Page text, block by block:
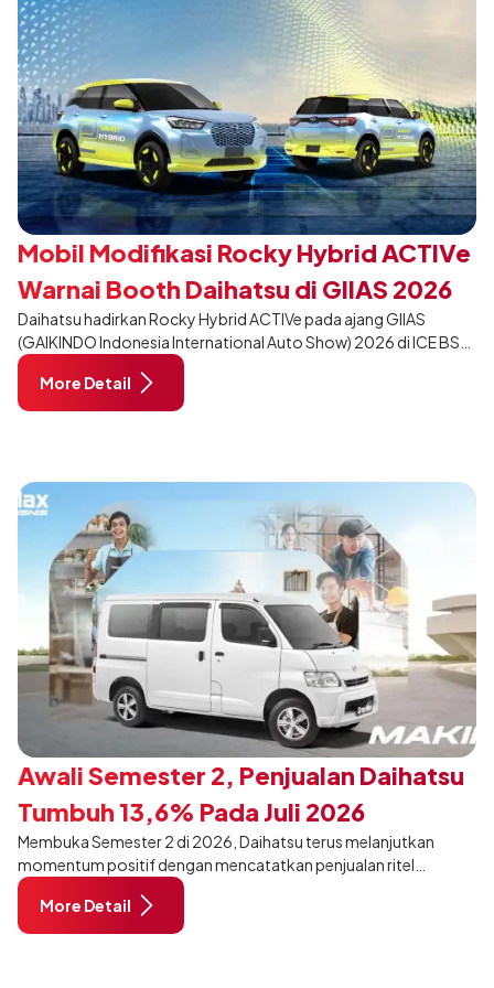
Mobil Modifikasi Rocky Hybrid ACTIVe
Warnai Booth Daihatsu di GIIAS 2026
Daihatsu hadirkan Rocky Hybrid ACTIVe pada ajang GIIAS
(GAIKINDO Indonesia International Auto Show) 2026 di ICE BSD
City, Tangerang. Terdapat 2 unit Rocky Hybrid yang
dimodifikasi untuk menghadirkan sarana inspirasi bagi
pengunjung mendukung gaya hidup yang aktif.
More Detail
Awali Semester 2, Penjualan Daihatsu
Tumbuh 13,6% Pada Juli 2026
Membuka Semester 2 di 2026, Daihatsu terus melanjutkan
momentum positif dengan mencatatkan penjualan ritel
sebanyak 12.750 unit pada Juli 2026. Capaian tersebut tumbuh
13,6% dibandingkan periode yang sama tahun lalu sebanyak
11.220 unit, dan tetap stabil dibandingkan bulan Juni 2026 lalu.
More Detail